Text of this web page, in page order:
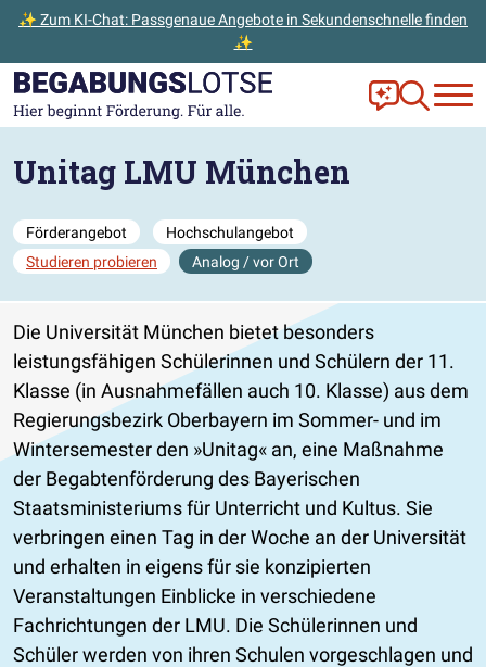
✨ Zum KI-Chat: Passgenaue Angebote in Sekundenschnelle finden
✨
Zum Hauptinhalt der Seite springen
Zur Startseite gehen Frag Ella!
Zur
Unitag LMU München
Förderangebot
Hochschulangebot
Studieren probieren
Analog / vor Ort
Die Universität München bietet besonders
leistungsfähigen Schülerinnen und Schülern der 11.
Klasse (in Ausnahmefällen auch 10. Klasse) aus dem
Regierungsbezirk Oberbayern im Sommer- und im
Wintersemesterden »Unitag« an, eine Maßnahme
der Begabtenförderung des Bayerischen
Staatsministeriums für Unterricht und Kultus. Sie
verbringen einen Tag in der Woche an der Universität
und erhalten in eigens für sie konzipierten
Veranstaltungen Einblicke in verschiedene
Fachrichtungen der LMU. Die Schülerinnen und
Schüler werden von ihren Schulen vorgeschlagen und